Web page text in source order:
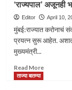
‘राज्यपाल’ अजूनही
Editor April 10,
मुंबई:राज्यात करोनाचं
प्रयत्न सुरू आहेत. अशात
मुख्यमंत्री...
Read MoreRead
ताज्या बातम्या